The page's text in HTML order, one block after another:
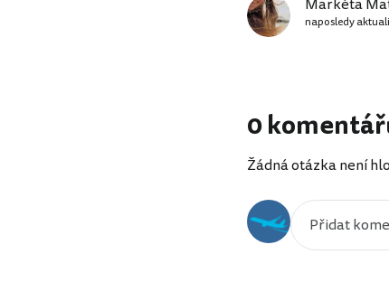
Markéta
naposledy
0
Žádná otázka není